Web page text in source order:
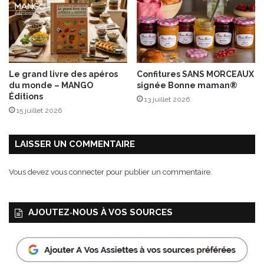
u
x
É
d
i
i
o
r
s
Le grand livre des apéros
du monde – MANGO
Éditions
15 juillet 2026
Confitures SANS MORCEAUX
signée Bonne maman®
13 juillet 2026
LAISSER UN COMMENTAIRE
Vous devez vous connecter pour publier un commentaire.
AJOUTEZ‑NOUS À VOS SOURCES